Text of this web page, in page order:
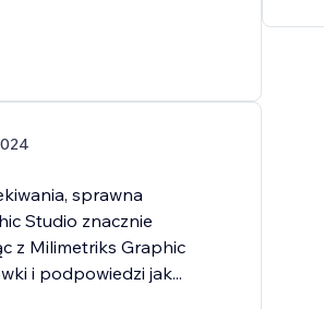
sprawna
Studio znacznie
z Milimetriks Graphic
i podpowiedzi jak...